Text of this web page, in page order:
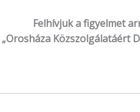
Felhívjuk a figyelmet
„Orosháza Közszolgálatáért